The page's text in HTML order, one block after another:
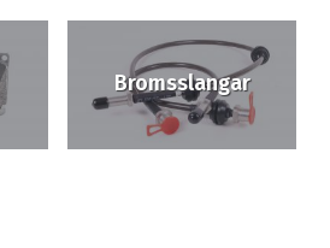
Bromsslangar